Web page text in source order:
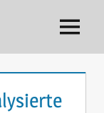
Menü